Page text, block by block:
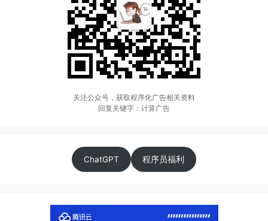
关注公众号，获取程序化广告相关资料
回复关键字：计算广告
ChatGPT 程序员福利